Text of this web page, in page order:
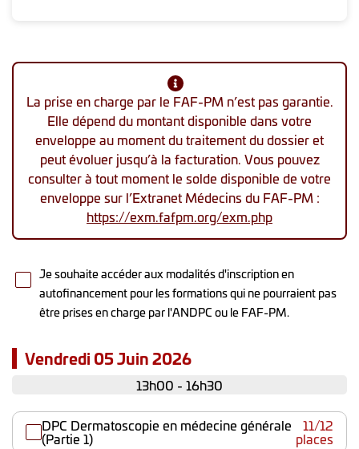
La prise en charge par le FAF-PM n’est pas garantie.
Elle dépend du montant disponible dans votre
enveloppe au moment du traitement du dossier et
peut évoluer jusqu’à la facturation. Vous pouvez
consulter à tout moment le solde disponible de votre
enveloppe sur l’Extranet Médecins du FAF-PM :
https://exm.fafpm.org/exm.php
Je souhaite accéder aux modalités d'inscription en
autofinancement pour les formations qui ne pourraient pas
être prises en charge par l'ANDPC ou le FAF-PM.
Vendredi 05 Juin 2026
13h00 - 16h30
DPC Dermatoscopie en médecine générale
(Partie 1)
11/12
places